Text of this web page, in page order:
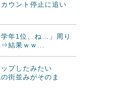
ウント停止に追い
学年1位、ね…」周り
⇒結果ｗｗ...
プしたみたい
街並みがそのま